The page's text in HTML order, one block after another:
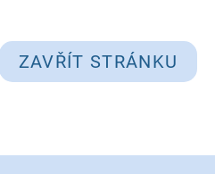
ZAVŘÍT STRÁNKU